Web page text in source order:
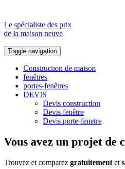
Le spécialiste des prix
de la maison neuve
Toggle navigation
Construction de maison
fenêtres
portes-fenêtres
DEVIS
Devis construction
Devis fenêtre
Devis porte-fenetre
Vous avez un projet de
Trouvez et comparez gratuitement et